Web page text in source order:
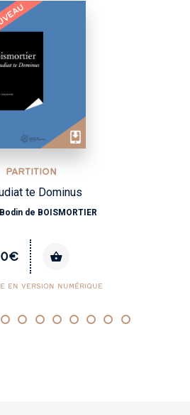
PARTITION
te Dominus
de BOISMORTIER
EN VERSION NUMÉRIQUE